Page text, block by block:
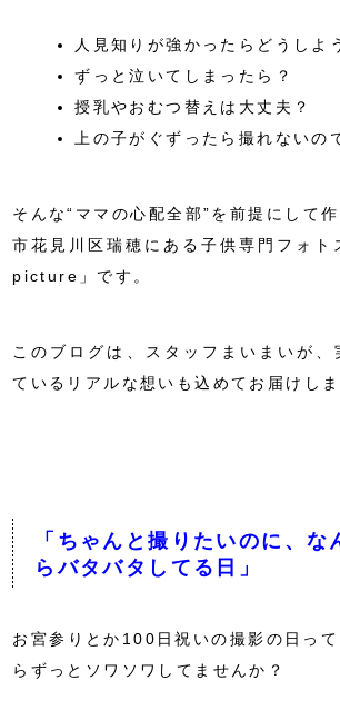
人見知りが強かったらどうしよ
ずっと泣いてしまったら？
授乳やおむつ替えは大丈夫？
上の子がぐずったら撮れないの
そんな“ママの心配全部”を前提にして
市花見川区瑞穂にある子供専門フォ
picture」です。
このブログは、スタッフまいまいが、
ているリアルな想いも込めてお届けしま
「ちゃんと撮りたいのに、な
らバタバタしてる日」
お宮参りとか100日祝いの撮影の日っ
らずっとソワソワしてませんか？